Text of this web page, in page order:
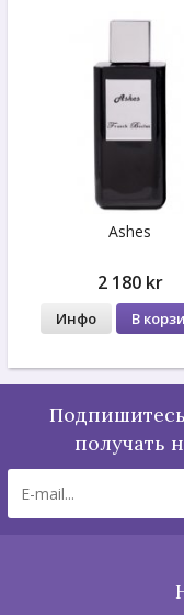
Ashes
2 180 kr
Инфо В
получать